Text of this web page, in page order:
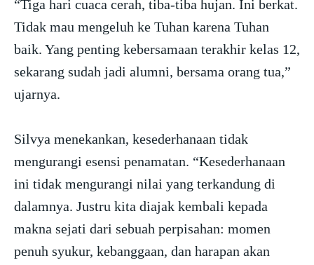
“Tiga hari cuaca cerah, tiba-tiba hujan. Ini berkat.
Tidak mau mengeluh ke Tuhan karena Tuhan
baik. Yang penting kebersamaan terakhir kelas 12,
sekarang sudah jadi alumni, bersama orang tua,”
ujarnya.
Silvya menekankan, kesederhanaan tidak
mengurangi esensi penamatan. “Kesederhanaan
ini tidak mengurangi nilai yang terkandung di
dalamnya. Justru kita diajak kembali kepada
makna sejati dari sebuah perpisahan: momen
penuh syukur, kebanggaan, dan harapan akan